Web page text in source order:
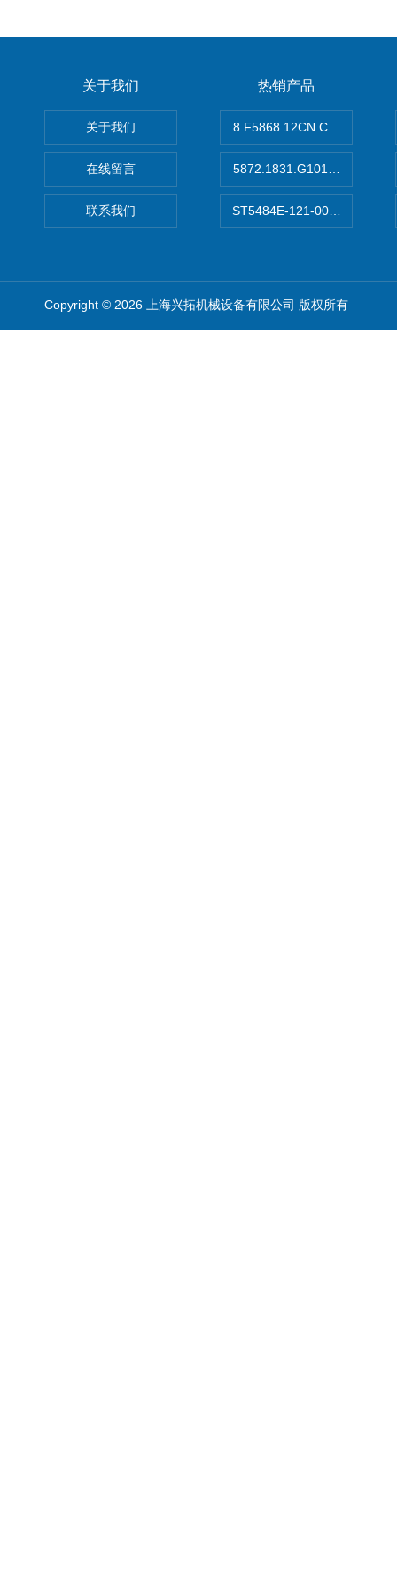
关于我们
关于我们
在线留言
联系我们
热销产品
8.F5868.12CN.C122德国
5872.1831.G101德国库伯勒
ST5484E-121-0032-00美国
Copyright © 2026 上海兴拓机械设备有限公司 版权所有